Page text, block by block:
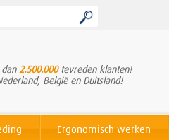
2.500.000tevreden klanten!
België en Duitsland!
Ergonomisch werken